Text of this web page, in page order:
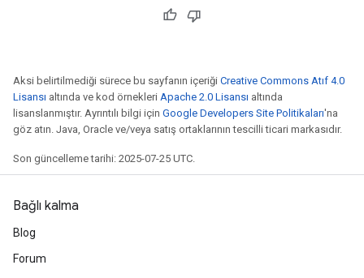
Aksi belirtilmediği sürece bu sayfanın içeriği Creative Commons Atıf 4.0
Lisansı altında ve kod örnekleri Apache 2.0 Lisansı altında
lisanslanmıştır. Ayrıntılı bilgi için Google Developers Site Politikaları'na
göz atın. Java, Oracle ve/veya satış ortaklarının tescilli ticari markasıdır.
Son güncelleme tarihi: 2025-07-25 UTC.
Bağlı kalma
Blog
Forum